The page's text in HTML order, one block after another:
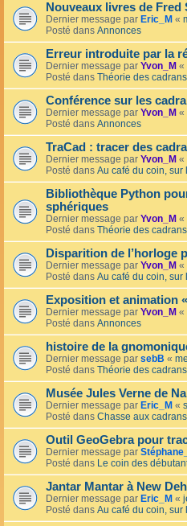
Nouveaux livres de Fred
Dernier message par Eric_M «
Posté dans Annonces
Erreur introduite par la
Dernier message par Yvon_M «
Posté dans Théorie des
Conférence sur les
Dernier message par Yvon_M «
Posté dans Annonces
TraCad : tracer des
Dernier message par Yvon_M «
Posté dans Au café du coin,
Bibliothèque Python
sphériques
Dernier message par Yvon_M «
Posté dans Théorie des
Disparition de l’horloge
Dernier message par Yvon_M «
Posté dans Au café du coin,
Exposition et animation
Dernier message par Yvon_M «
Posté dans Annonces
histoire de la
Dernier message par sebB «
Posté dans Théorie des
Musée Jules Verne de
Dernier message par Eric_M «
Posté dans Chasse aux cadrans
Outil GeoGebra pour
Dernier message par
Posté dans Le coin des
Jantar Mantar à New
Dernier message par Eric_M «
Posté dans Au café du coin,